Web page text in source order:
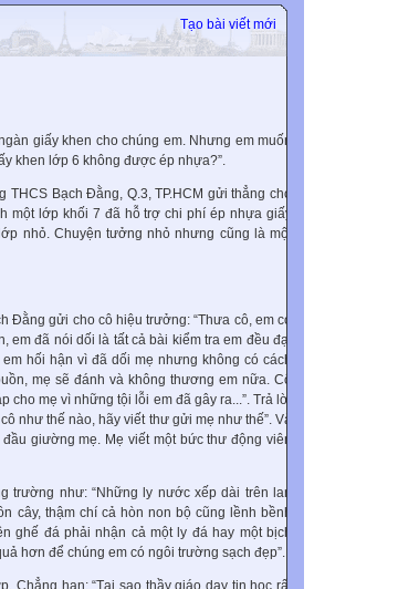
Tạo bài viết mới
giấy khen cho chúng em. Nhưng em muốn
khen lớp 6 không được ép nhựa?”.
Bạch Đằng, Q.3, TP.HCM gửi thẳng cho
một lớp khối 7 đã hỗ trợ chi phí ép nhựa giấy
nhỏ. Chuyện tưởng nhỏ nhưng cũng là một
Đằng gửi cho cô hiệu trưởng: “Thưa cô, em có
đã nói dối là tất cả bài kiểm tra em đều đạt
hối hận vì đã dối mẹ nhưng không có cách
mẹ sẽ đánh và không thương em nữa. Cô
mẹ vì những tội lỗi em đã gây ra...”. Trả lời
như thế nào, hãy viết thư gửi mẹ như thế”. Và
giường mẹ. Mẹ viết một bức thư động viên
trường như: “Những ly nước xếp dài trên lan
cây, thậm chí cả hòn non bộ cũng lềnh bềnh
ghế đá phải nhận cả một ly đá hay một bịch
hơn để chúng em có ngôi trường sạch đẹp”.
Chẳng hạn: “Tại sao thầy giáo dạy tin học rất